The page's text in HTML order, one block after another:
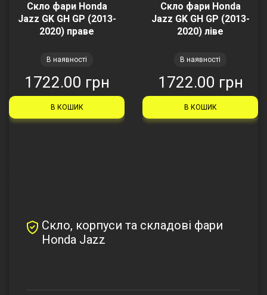
Скло фари Honda
Jazz GK GH GP (2013-
2020) праве
В наявності
1722.00 грн
В КОШИК
Скло фари Honda
Jazz GK GH GP (2013-
2020) ліве
В наявності
1722.00 грн
В КОШИК
Скло, корпуси та складові фари
Honda Jazz